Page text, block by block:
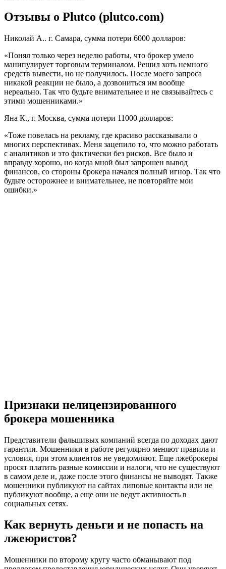
Отзывы о Plutco (plutco.com)
Николай А.. г. Самара, сумма потери 6000 долларов:
«Понял только через неделю работы, что брокер умело
манипулирует торговым терминалом. Решил хоть немного
средств вывести, но не получилось. После моего запроса
никакой реакции не было, а дозвониться им вообще
нереально. Так что будьте внимательнее и не связывайтесь с
этими мошенниками.»
Яна К., г. Москва, сумма потери 11000 долларов:
«Тоже повелась на рекламу, где красиво рассказывали о
многих перспективах. Меня зацепило то, что можно работать
с аналитиков и это фактически без рисков. Все было и
вправду хорошо, но когда мной был запрошен вывод
финансов, со стороны брокера начался полный игнор. Так что
будьте осторожнее и внимательнее, не повторяйте мои
ошибки.»
Признаки нелицензированного
брокера мошенника
Представители фальшивых компаний всегда по доходах дают
гарантии. Мошенники в работе регулярно меняют правила и
условия, при этом клиентов не уведомляют. Еще лжеброкеры
просят платить разные комиссии и налоги, что не существуют
в самом деле и, даже после этого финансы не выводят. Также
мошенники публикуют на сайтах липовые контакты или не
публикуют вообще, а еще они не ведут активность в
социальных сетях.
Как вернуть деньги и не попасть на
лжеюристов?
Мошенники по второму кругу часто обманывают под